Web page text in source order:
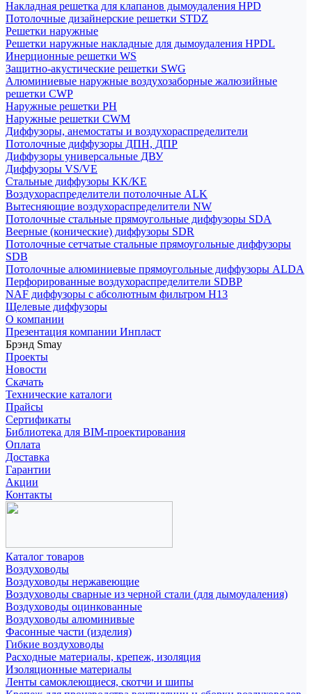
Накладная решетка для клапанов дымоудаления HPD
Потолочные дизайнерские решетки STDZ
Решетки наружные
Решетки наружные накладные для дымоудаления HPDL
Инерционные решетки WS
Защитно-акустические решетки SWG
Алюминиевые наружные воздухозаборные жалюзийные
решетки CWP
Наружные решетки РН
Наружные решетки CWM
Диффузоры, анемостаты и воздухораспределители
Потолочные диффузоры ДПН, ДПР
Диффузоры универсальные ДВУ
Диффузоры VS/VE
Стальные диффузоры KK/KE
Воздухораспределители потолочные ALK
Вытесняющие воздухораспределители NW
Потолочные стальные прямоугольные диффузоры SDA
Веерные (конические) диффузоры SDR
Потолочные сетчатые стальные прямоугольные диффузоры
SDB
Потолочные алюминиевые прямоугольные диффузоры ALDA
Перфорированные воздухораспределители SDBP
NAF диффузоры с абсолютным фильтром Н13
Щелевые диффузоры
О компании
Презентация компании Инпласт
Брэнд Smay
Проекты
Новости
Скачать
Технические каталоги
Прайсы
Сертификаты
Библиотека для BIM-проектирования
Оплата
Доставка
Гарантии
Акции
Контакты
Каталог товаров
Воздуховоды
Воздуховоды нержавеющие
Воздуховоды сварные из черной стали (для дымоудаления)
Воздуховоды оцинкованные
Воздуховоды алюминивые
Фасонные части (изделия)
Гибкие воздуховоды
Расходные материалы, крепеж, изоляция
Изоляционные материалы
Ленты самоклеющиеся, скотчи и шипы